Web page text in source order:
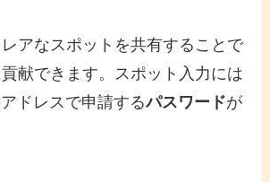
アなスポットを共有することで
献できます。スポット入力には
ドレスで申請するパスワードが